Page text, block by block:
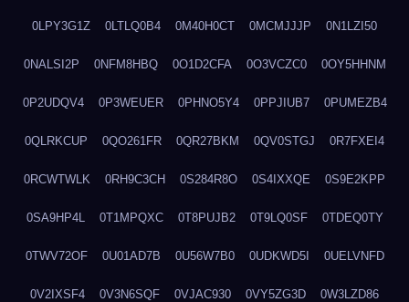
0LPY3G1Z 0LTLQ0B4 0M40H0CT 0MCMJJJP 0N1LZI50
0NALSI2P 0NFM8HBQ 0O1D2CFA 0O3VCZC0 0OY5HHNM
0P2UDQV4 0P3WEUER 0PHNO5Y4 0PPJIUB7 0PUMEZB4
0QLRKCUP 0QO261FR 0QR27BKM 0QV0STGJ 0R7FXEI4
0RCWTWLK 0RH9C3CH 0S284R8O 0S4IXXQE 0S9E2KPP
0SA9HP4L 0T1MPQXC 0T8PUJB2 0T9LQ0SF 0TDEQ0TY
0TWV72OF 0U01AD7B 0U56W7B0 0UDKWD5I 0UELVNFD
0V2IXSF4 0V3N6SQF 0VJAC930 0VY5ZG3D 0W3LZD86